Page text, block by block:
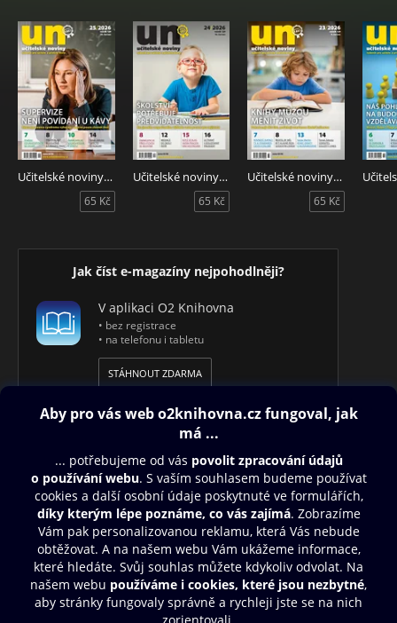
Učitelské noviny 25/2026
65 Kč
Učitelské noviny 24/2026
65 Kč
Učitelské noviny 23/2026
65 Kč
Jak číst e-magazíny nejpohodlněji?
V aplikaci O2 Knihovna
• bez registrace
• na telefonu i tabletu
STÁHNOUT ZDARMA
Obsah ke stažení
Moje O2 Knihovna
Další zábava